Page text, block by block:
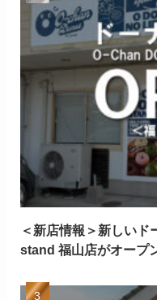
＜新店情報＞新しい
stand 福山店がオープ